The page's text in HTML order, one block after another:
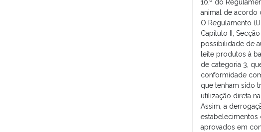
10.º do
animal de acordo
O Regulamento
Capítulo II,
possibilidade de
leite produtos à
de categoria 3,
conformidade
que tenham sido
utilização direta
Assim, a
estabelecimentos
aprovados em